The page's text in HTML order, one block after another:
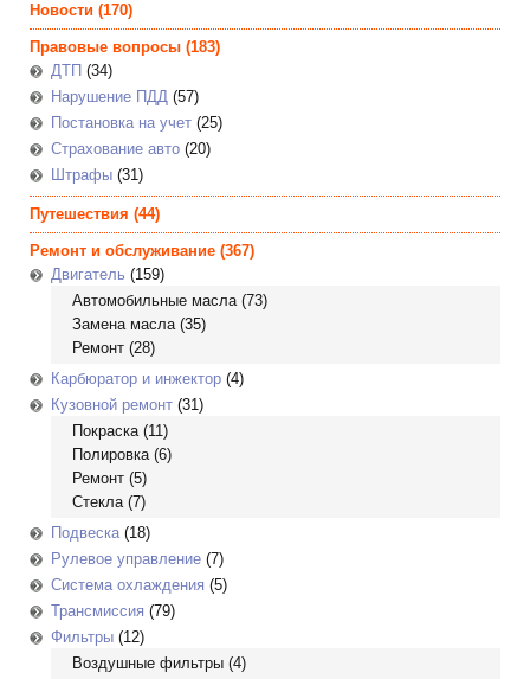
Новости (170)
Правовые вопросы (183)
ДТП (34)
Нарушение ПДД (57)
Постановка на учет (25)
Страхование авто (20)
Штрафы (31)
Путешествия (44)
Ремонт и обслуживание (367)
Двигатель (159)
Автомобильные масла(73)
Замена масла(35)
Ремонт (28)
Карбюратор и инжектор (4)
Кузовной ремонт (31)
Покраска(11)
Полировка(6)
Ремонт (5)
Стекла(7)
Подвеска(18)
Рулевое управление (7)
Система охлаждения (5)
Трансмиссия (79)
Фильтры (12)
Воздушные фильтры (4)